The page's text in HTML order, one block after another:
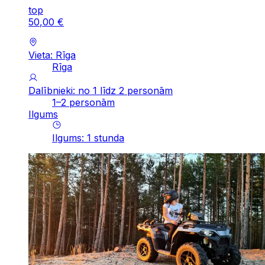
top
50,00 €
Vieta: Rīga
Rīga
Dalībnieki: no 1 līdz 2 personām
1–2 personām
Ilgums
Ilgums: 1 stunda